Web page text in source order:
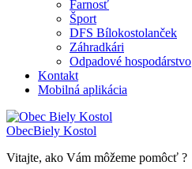
Farnosť
Šport
DFS Bílokostolanček
Záhradkári
Odpadové hospodárstvo
Kontakt
Mobilná aplikácia
ObecBiely Kostol
Vitajte, ako Vám môžeme pomôcť ?